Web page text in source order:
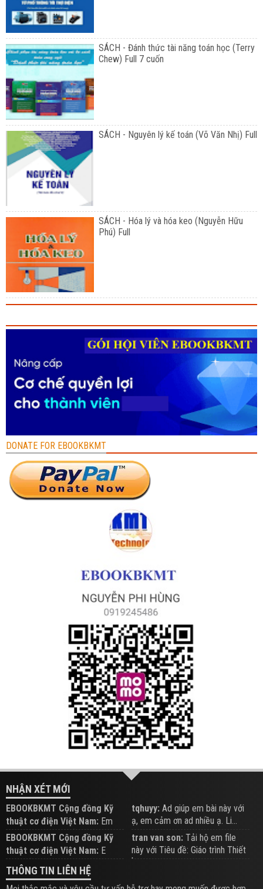
SÁCH - Đánh thức tài năng toán học (Terry
Chew) Full 7 cuốn
SÁCH - Nguyên lý kế toán (Võ Văn Nhị) Full
SÁCH - Hóa lý và hóa keo (Nguyễn Hữu
Phú) Full
DONATE FOR EBOOKBKMT
NHẬN XÉT MỚI
EBOOKBKMT Cộng đồng Kỹ
thuật cơ điện Việt Nam: Em
đăng trên Group hỗ trợ nhé
tqhuyy: Ad giúp em bài này với
ạ, em cảm ơn ad nhiều ạ. Li...
EBOOKBKMT Cộng đồng Kỹ
thuật cơ điện Việt Nam: E
xem hỗ trợ trên Group
tran van son: Tải hộ em file
này với Tiêu đề: Giáo trình Thiết
b...
THÔNG TIN LIÊN HỆ